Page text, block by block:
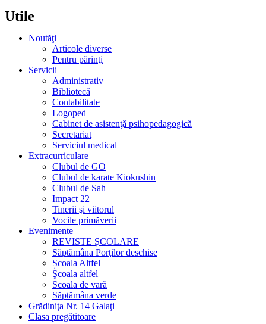
Utile
Noutăţi
Articole diverse
Pentru părinţi
Servicii
Administrativ
Bibliotecă
Contabilitate
Logoped
Cabinet de asistenţă psihopedagogică
Secretariat
Serviciul medical
Extracurriculare
Clubul de GO
Clubul de karate Kiokushin
Clubul de Sah
Impact 22
Tinerii şi viitorul
Vocile primăverii
Evenimente
REVISTE ȘCOLARE
Săptămâna Porţilor deschise
Școala Altfel
Şcoala altfel
Scoala de vară
Săptămâna verde
Grădiniţa Nr. 14 Galaţi
Clasa pregătitoare